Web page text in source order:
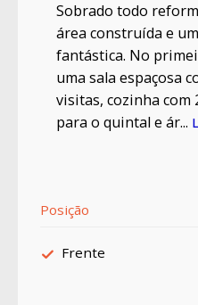
Sobrado todo
área construída e
fantástica. No
uma sala espaçosa
visitas, cozinha com
para o quintal e ár...
Posição
Frente